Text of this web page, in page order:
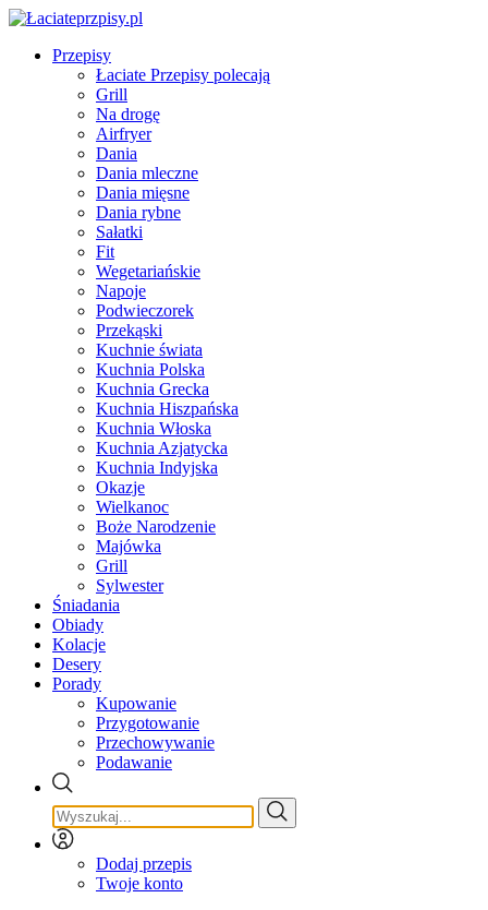
Przepisy
Łaciate Przepisy polecają
Grill
Na drogę
Airfryer
Dania
Dania mleczne
Dania mięsne
Dania rybne
Sałatki
Fit
Wegetariańskie
Napoje
Podwieczorek
Przekąski
Kuchnie świata
Kuchnia Polska
Kuchnia Grecka
Kuchnia Hiszpańska
Kuchnia Włoska
Kuchnia Azjatycka
Kuchnia Indyjska
Okazje
Wielkanoc
Boże Narodzenie
Majówka
Grill
Sylwester
Śniadania
Obiady
Kolacje
Desery
Porady
Kupowanie
Przygotowanie
Przechowywanie
Podawanie
Dodaj przepis
Twoje konto